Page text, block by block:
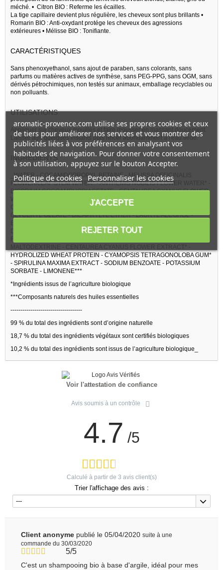
méché. • Citron BIO : Referme les écailles.
La tige capillaire devient plus régulière, les cheveux sont plus brillants •
Romarin BIO : Anti-oxydant protége les cheveux des agressions
extérieures • Mélisse BIO : Tonifiante.
CARACTÉRISTIQUES
Sans phenoxyethanol, sans ajout de paraben, sans colorants, sans
parfums ou matières actives de synthèse, sans PEG-PPG, sans OGM, sans
dérivés pétrochimiques, non testés sur animaux, emballage recyclables ou
non polluants.
UTILISATIONS
Appliquer sur cheveux mouillés et faire mousser en massant doucement.
Laisser agir quelques instants puis rincer abondamment à l'eau tiède.
INGRÉDIENTS
_WATER - COCAMIDOPROPYL BETAINE - MELISSA OFFICINALIS
FLOWER/LEAF STEM WATER* - ANTHEMIS NOBILIS FLOWER WATER* -
DISODIUM COCOAMPHODIACETATE - CENTAUREA CYANUS FLOWER
WATER* - GLYCERIN - SODIUM COCOYL GLUTAMATE - KAOLIN -
GLYCERYL LAURATE - BENZYL ALCOHOL - COCOGLUCOSIDE -
GLYCERYL OLEATE - DICAPRYLYL ETHER - LAURYL ALCOHOL -
ERYTHRITOL - SODIUM CHLORIDE - ANTHOCYANINS -
DEHYDROACETIC ACID - CITRIC ACID - ROSMARINUS OFFICINALIS
FLOWER OIL* - CITRUS LIMON PEEL OIL* - ULTRAMARINES -
MALTODEXTRINE - CENTAUREA CYANUS FLOWER EXTRACT* -
HYDROLIZED WHEAT PROTEIN - CYAMOPSIS TETRAGONOLOBA GUM*
- SPIRULINA MAXIMA EXTRACT - SODIUM BENZOATE - POTASSIUM
SORBATE - LIMONENE***
*Ingrédients issus de l’agriculture biologique
***Composants naturels des huiles essentielles
------------------------------------
99 % du total des ingrédients sont d’origine naturelle
18,7 % du total des ingrédients végétaux sont certifiés biologiques
10,2 % du total des ingrédients sont issus de l’agriculture biologique_
Voir l'attestation de confiance
Avis soumis à un contrôle
4.7 /5
Calculé à partir de 3 avis client(s)
Trier l'affichage des avis :
---
Client anonyme publié le 05/04/2020 suite à une
commande du 30/03/2020
5/5
C'est un shampooing bio à base d'argile, idéal pour mes
aromatic-provence.com utilise ses propres cookies et ceux
de tiers pour améliorer nos services et vous montrer des
publicités liées à vos préférences en analysant vos
habitudes de navigation. Pour donner votre consentement
à son utilisation, appuyez sur le bouton Accepter.
Politique de cookies Personnaliser les cookies
REJETER TOUT
J'ACCEPTE